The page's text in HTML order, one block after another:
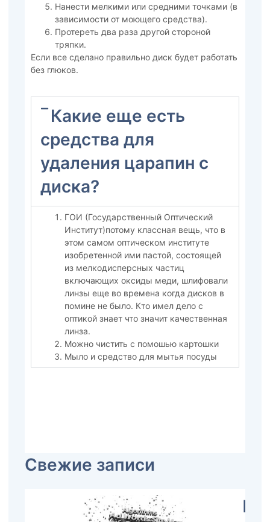
Нанести мелкими или средними точками (в
зависимости от моющего средства).
Протереть два раза другой стороной
тряпки.
Если все сделано правильно диск будет работать
без глюков.
Какие еще есть
средства для
удаления царапин с
диска?
ГОИ (Государственный Оптический
Институт)потому классная вещь, что в
этом самом оптическом институте
изобретенной ими пастой, состоящей
из мелкодисперсных частиц
включающих оксиды меди, шлифовали
линзы еще во времена когда дисков в
помине не было. Кто имел дело с
оптикой знает что значит качественная
линза.
Можно чистить с помошью картошки
Мыло и средство для мытья посуды
Свежие записи